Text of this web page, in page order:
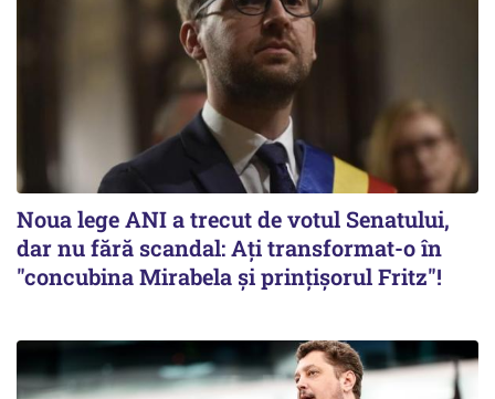
Noua lege ANI a trecut de votul Senatului,
dar nu fără scandal: Ați transformat-o în
"concubina Mirabela şi prinţişorul Fritz"!